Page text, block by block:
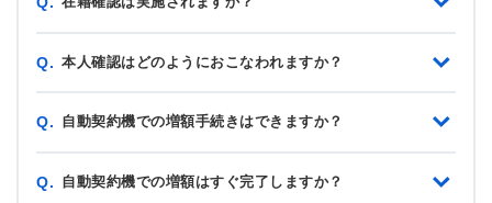
Q. 本人確認はどのようにおこなわれますか？
Q. 自動契約機での増額手続きはできますか？
Q. 自動契約機での増額はすぐ完了しますか？